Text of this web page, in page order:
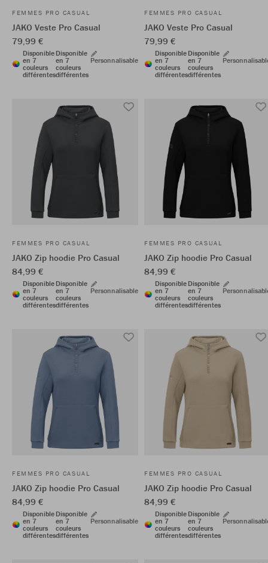
FEMMES PRO CASUAL
JAKO Veste Pro Casual
79,99 €
Disponible
en 7
couleurs
différentes
Disponible
en 7
couleurs
différentes
Personnalisable
FEMMES PRO CASUAL
JAKO Veste Pro Casual
79,99 €
Disponible
en 7
couleurs
différentes
Disponible
en 7
couleurs
différentes
FEMMES PRO CASUAL
JAKO Zip hoodie Pro Casual
84,99 €
Disponible
en 7
couleurs
différentes
Disponible
en 7
couleurs
différentes
Personnalisable
FEMMES PRO CASUAL
JAKO Zip hoodie Pro Casual
84,99 €
Disponible
en 7
couleurs
différentes
Disponible
en 7
couleurs
différentes
FEMMES PRO CASUAL
JAKO Zip hoodie Pro Casual
84,99 €
Disponible
en 7
couleurs
différentes
Disponible
en 7
couleurs
différentes
Personnalisable
FEMMES PRO CASUAL
JAKO Zip hoodie Pro Casual
84,99 €
Disponible
en 7
couleurs
différentes
Disponible
en 7
couleurs
différentes